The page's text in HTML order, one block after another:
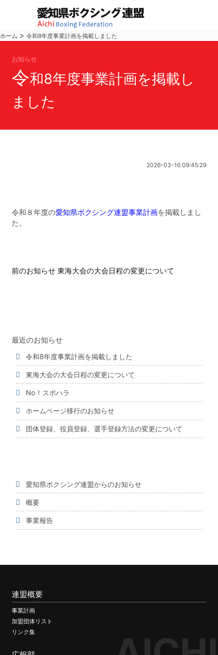
ホーム > 令和8年度事業計画を掲載しました
お知らせ
令和8年度事業計画を掲載し
ました
2026-03-16 09:45:29
令和８年度の愛知県ボクシング連盟事業計画を掲載しまし
た。
後
前のお知らせ 東海大会の大会日程の変更について
最近のお知らせ
令和8年度事業計画を掲載しました
東海大会の大会日程の変更について
No！スポハラ
ホームページ移行のお知らせ
団体登録、役員登録、選手登録方法の変更について
愛知県ボクシング連盟からのお知らせ
概要
事業報告
連盟概要
事業計画
加盟団体リスト
リンク集